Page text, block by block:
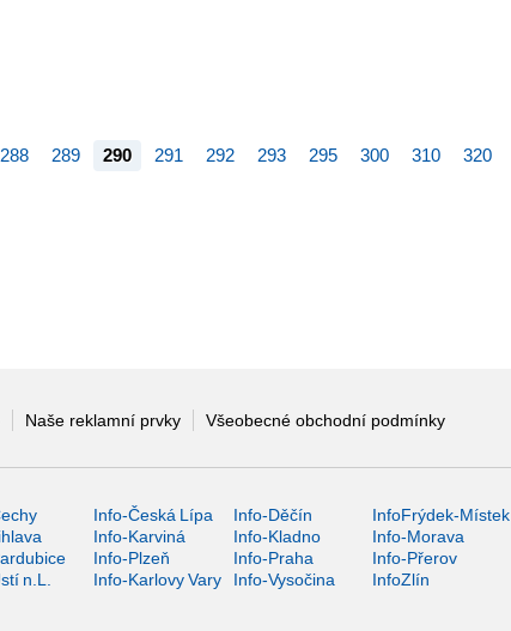
288 289 290 291 292 293 295 300 310 320
Naše reklamní prvky Všeobecné obchodní podmínky
Info-Česká Lípa Info-Děčín
InfoFrýdek-Místek
Info-Karviná Info-Kladno
Info-Morava
Info-Plzeň Info-Praha
Info-Přerov
n.L. Info-Karlovy Vary Info-Vysočina InfoZlín